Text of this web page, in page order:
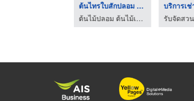
ต้นไทรใบสักปลอม กรุง ...
ต้นไม้ปลอม ต้นไม้เหมือนจริง เกรดพรีเมี่ยม - มาดามขจี